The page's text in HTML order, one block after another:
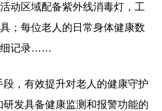
动区域配备紫外线消毒灯，工
；每位老人的日常身体健康数
细记录……
段，有效提升对老人的健康守护
研发具备健康监测和报警功能的